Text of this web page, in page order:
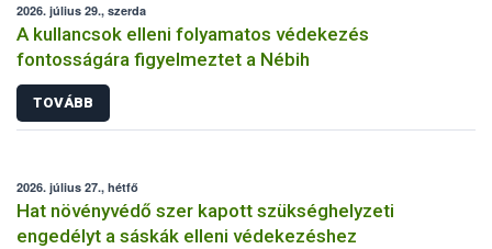
2026. július 29., szerda
A kullancsok elleni folyamatos védekezés
fontosságára figyelmeztet a Nébih
TOVÁBB
2026. július 27., hétfő
Hat növényvédő szer kapott szükséghelyzeti
engedélyt a sáskák elleni védekezéshez